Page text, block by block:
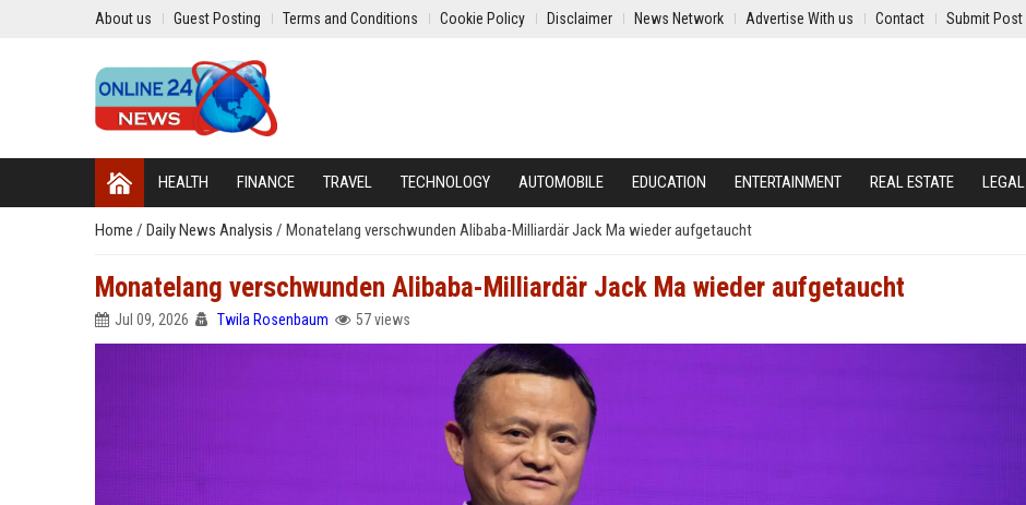
About us Guest Posting Terms and Conditions Cookie Policy Disclaimer News Network Advertise With us Contact Submit Post
HEALTH FINANCE TRAVEL TECHNOLOGY AUTOMOBILE EDUCATION ENTERTAINMENT REAL ESTATE LEGAL
Home / Daily News Analysis / Monatelang verschwunden Alibaba-Milliardär Jack Ma wieder aufgetaucht
Monatelang verschwunden Alibaba-Milliardär Jack Ma wieder aufgetaucht
Jul 09, 2026 Twila Rosenbaum 57 views